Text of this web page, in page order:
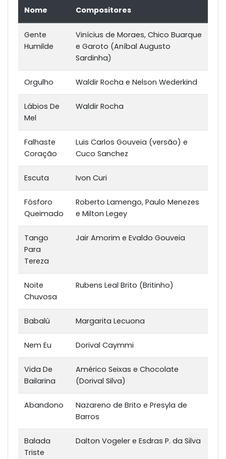
Nome Compositores
Gente
Humilde
Vinícius de Moraes, Chico Buarque
e Garoto (Aníbal Augusto
Sardinha)
Orgulho Waldir Rocha e Nelson Wederkind
Lábios De
Mel
Waldir Rocha
Falhaste
Coração
Luis Carlos Gouveia (versão) e
Cuco Sanchez
Escuta Ivon Curi
Fósforo
Queimado
Roberto Lamengo, Paulo Menezes
e Milton Legey
Tango
Para
Tereza
Jair Amorim e Evaldo Gouveia
Noite
Chuvosa
Rubens Leal Brito (Britinho)
Babalú Margarita Lecuona
Nem Eu Dorival Caymmi
Vida De
Bailarina
Américo Seixas e Chocolate
(Dorival Silva)
Abandono
Nazareno de Brito e Presyla de
Barros
Balada
Triste
Dalton Vogeler e Esdras P. da Silva